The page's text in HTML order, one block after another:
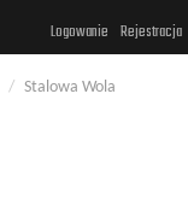
Logowanie Rejestracja
/ Stalowa Wola